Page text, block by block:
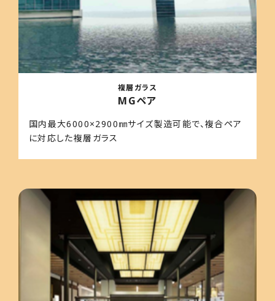
複層ガラス
MGペア
国内最大6000×2900㎜サイズ製造可能で、複合ペア
に対応した複層ガラス